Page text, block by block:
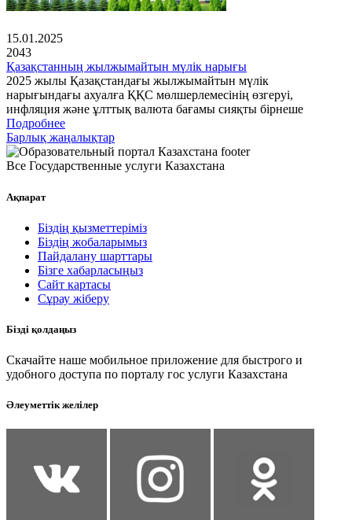
15.01.2025
2043
Қазақстанның жылжымайтын мүлік нарығы
2025 жылы Қазақстандағы жылжымайтын мүлік
нарығындағы ахуалға ҚҚС мөлшерлемесінің өзгеруі,
инфляция және ұлттық валюта бағамы сияқты бірнеше
Подробнее
Барлық жаңалықтар
Все Государственные услуги Казахстана
Ақпарат
Біздің қызметтеріміз
Біздің жобаларымыз
Пайдалану шарттары
Бізге хабарласыңыз
Сайт картасы
Сұрау жіберу
Бізді қолдаңыз
Скачайте наше мобильное приложение для быстрого и
удобного доступа по порталу гос услуги Казахстана
Әлеуметтік желілер